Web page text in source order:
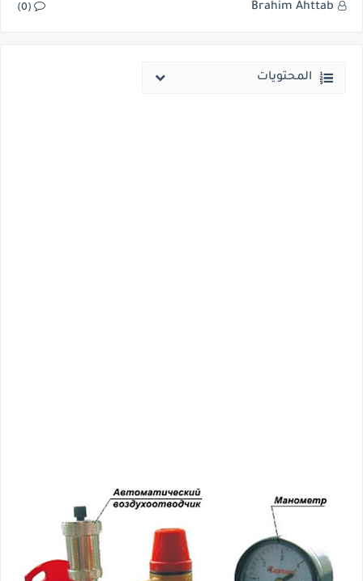
Brahim Ahttab
(0)
المحتويات